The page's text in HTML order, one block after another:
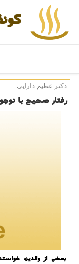
دكتر عظیم دارایی:
رفتار صحیح با
بعضی از والدین،